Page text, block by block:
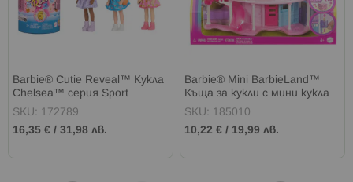
Barbie® Cutie Reveal™ Куклa
Chelsea™ серия Sport
SKU: 172789
16,35 € / 31,98 лв.
Barbie® Mini BarbieLand™
Къща за кукли с мини кукла
SKU: 185010
10,22 € / 19,99 лв.